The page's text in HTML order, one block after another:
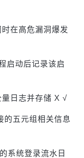
在高危漏洞爆发
启动后记录该启
日志并存储 X √
的五元组相关信息
系统登录流水日